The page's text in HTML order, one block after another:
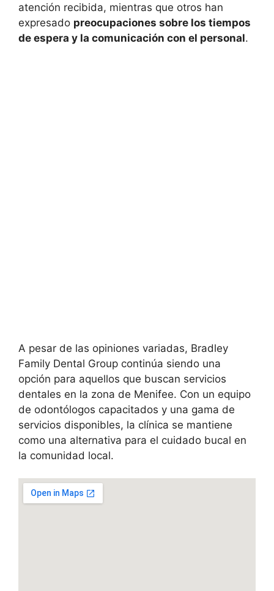
atención recibida, mientras que otros han
expresado preocupaciones sobre los tiempos
de espera y la comunicación con el personal.
A pesar de las opiniones variadas, Bradley
Family Dental Group continúa siendo una
opción para aquellos que buscan servicios
dentales en la zona de Menifee. Con un equipo
de odontólogos capacitados y una gama de
servicios disponibles, la clínica se mantiene
como una alternativa para el cuidado bucal en
la comunidad local.